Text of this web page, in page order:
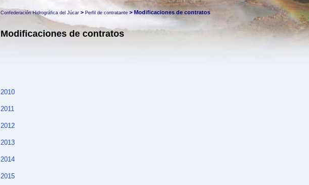
Confederación Hidrográfica del Júcar >Perfil de contratante >Modificaciones de contratos
Modificaciones de contratos
2010
2011
2012
2013
2014
2015